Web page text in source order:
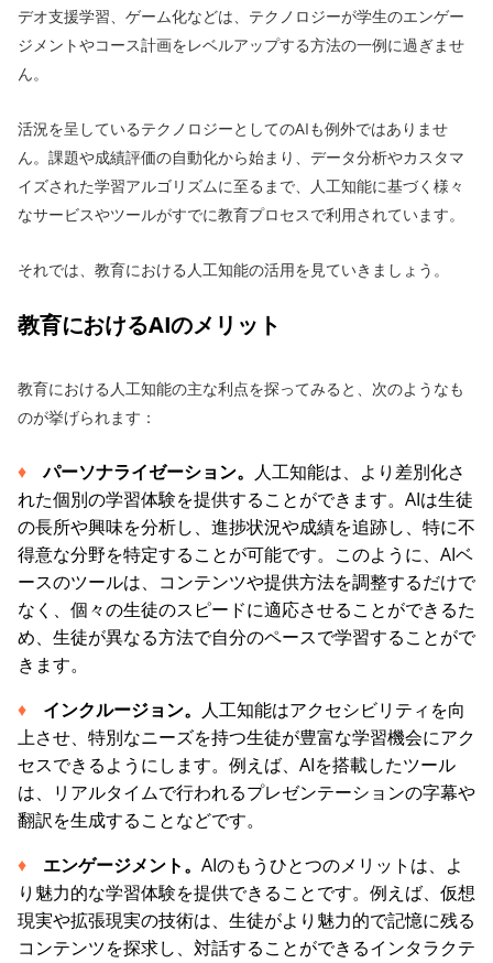
デオ支援学習、ゲーム化などは、テクノロジーが学生のエンゲー
ジメントやコース計画をレベルアップする方法の一例に過ぎませ
ん。
活況を呈しているテクノロジーとしてのAIも例外ではありませ
ん。課題や成績評価の自動化から始まり、データ分析やカスタマ
イズされた学習アルゴリズムに至るまで、人工知能に基づく様々
なサービスやツールがすでに教育プロセスで利用されています。
それでは、教育における人工知能の活用を見ていきましょう。
教育におけるAIのメリット
教育における人工知能の主な利点を探ってみると、次のようなも
のが挙げられます：
パーソナライゼーション。 人工知能は、より差別化さ
れた個別の学習体験を提供することができます。AIは生徒
の長所や興味を分析し、進捗状況や成績を追跡し、特に不
得意な分野を特定することが可能です。このように、AIベ
ースのツールは、コンテンツや提供方法を調整するだけで
なく、個々の生徒のスピードに適応させることができるた
め、生徒が異なる方法で自分のペースで学習することがで
きます。
インクルージョン。 人工知能はアクセシビリティを向
上させ、特別なニーズを持つ生徒が豊富な学習機会にアク
セスできるようにします。例えば、AIを搭載したツール
は、リアルタイムで行われるプレゼンテーションの字幕や
翻訳を生成することなどです。
エンゲージメント。 AIのもうひとつのメリットは、よ
り魅力的な学習体験を提供できることです。例えば、仮想
現実や拡張現実の技術は、生徒がより魅力的で記憶に残る
コンテンツを探求し、対話することができるインタラクテ